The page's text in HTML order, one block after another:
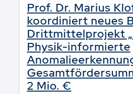
Prof. Dr. Marius
koordiniert neues
Drittmittelprojekt
Physik-informierte
2 Mio. €